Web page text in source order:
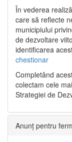
În vederea
care să reflecte
municipiului
de dezvoltare
identificarea
chestionar
Completând
colectam cele
Strategiei de
Anunț pentru